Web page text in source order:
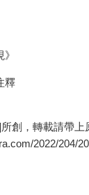
釋
創，轉載請帶上
2022/204/